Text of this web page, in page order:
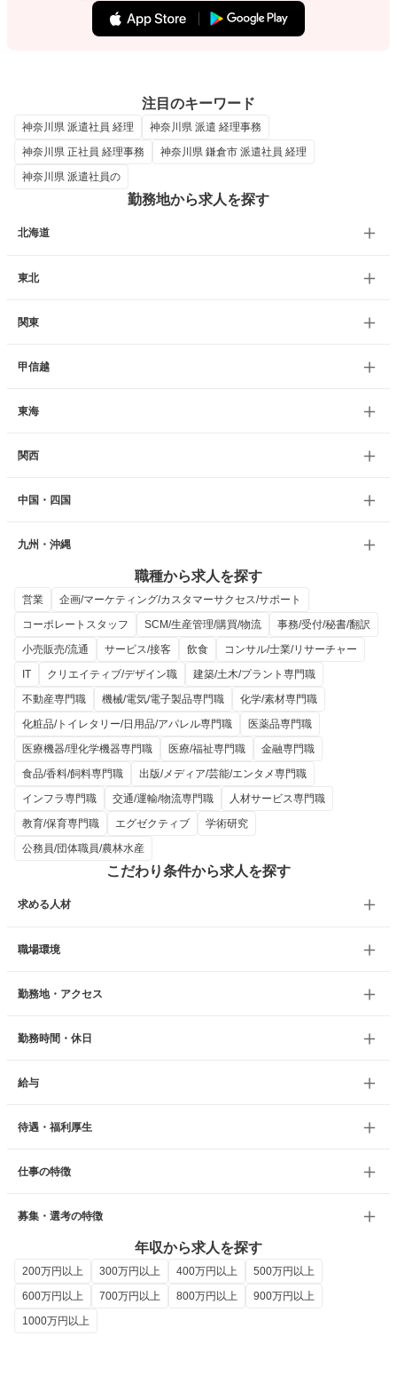
注目のキーワード
神奈川県 派遣社員 経理
神奈川県 派遣 経理事務
神奈川県 正社員 経理事務
神奈川県 鎌倉市 派遣社員 経理
神奈川県 派遣社員の
勤務地から求人を探す
北海道
東北
関東
甲信越
東海
関西
中国・四国
九州・沖縄
職種から求人を探す
営業
企画/マーケティング/カスタマーサクセス/サポート
コーポレートスタッフ
SCM/生産管理/購買/物流
事務/受付/秘書/翻訳
小売販売/流通
サービス/接客 飲食
コンサル/士業/リサーチャー
IT
クリエイティブ/デザイン職
建築/土木/プラント専門職
不動産専門職
機械/電気/電子製品専門職
化学/素材専門職
化粧品/トイレタリー/日用品/アパレル専門職
医薬品専門職
医療機器/理化学機器専門職
医療/福祉専門職
金融専門職
食品/香料/飼料専門職
出版/メディア/芸能/エンタメ専門職
インフラ専門職
交通/運輸/物流専門職
人材サービス専門職
教育/保育専門職
エグゼクティブ
学術研究
公務員/団体職員/農林水産
こだわり条件から求人を探す
求める人材
職場環境
勤務地・アクセス
勤務時間・休日
給与
待遇・福利厚生
仕事の特徴
募集・選考の特徴
年収から求人を探す
200万円以上 300万円以上 400万円以上
500万円以上
600万円以上
700万円以上 800万円以上
900万円以上
1000万円以上